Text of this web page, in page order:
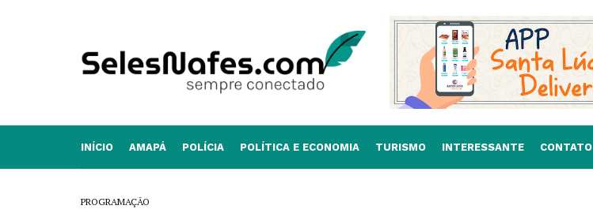
INÍCIO AMAPÁ POLÍCIA POLÍTICA E ECONOMIA TURISMO INTERESSANTE CONTATO
PROGRAMAÇÃO